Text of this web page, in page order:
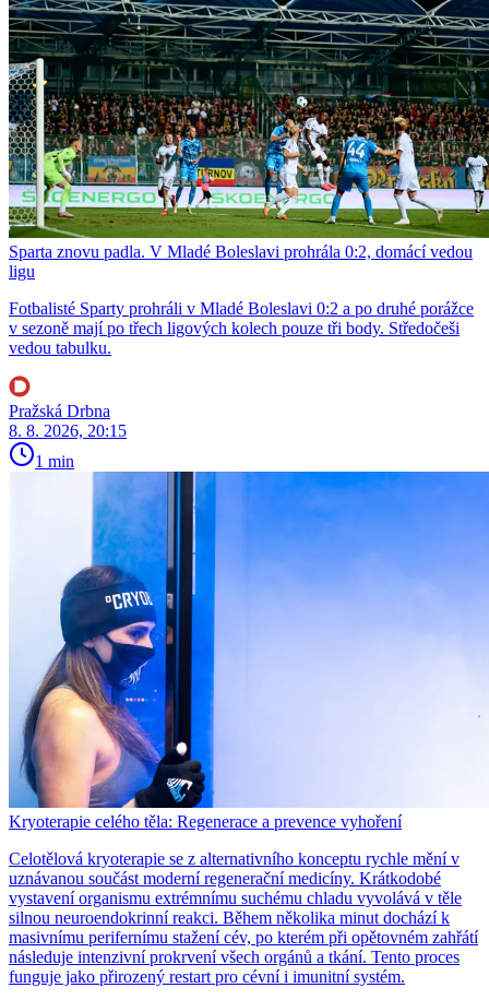
Sparta znovu padla. V Mladé Boleslavi prohrála 0:2, domácí vedou
ligu
Fotbalisté Sparty prohráli v Mladé Boleslavi 0:2 a po druhé porážce
v sezoně mají po třech ligových kolech pouze tři body. Středočeši
vedou tabulku.
Pražská Drbna
8. 8. 2026, 20:15
1 min
Kryoterapie celého těla: Regenerace a prevence vyhoření
Celotělová kryoterapie se z alternativního konceptu rychle mění v
uznávanou součást moderní regenerační medicíny. Krátkodobé
vystavení organismu extrémnímu suchému chladu vyvolává v těle
silnou neuroendokrinní reakci. Během několika minut dochází k
masivnímu perifernímu stažení cév, po kterém při opětovném zahřátí
následuje intenzivní prokrvení všech orgánů a tkání. Tento proces
funguje jako přirozený restart pro cévní i imunitní systém.